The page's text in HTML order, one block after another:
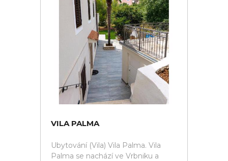
VILA PALMA
Ubytování (Vila) Vila Palma. Vila
Palma se nachází ve Vrbniku a